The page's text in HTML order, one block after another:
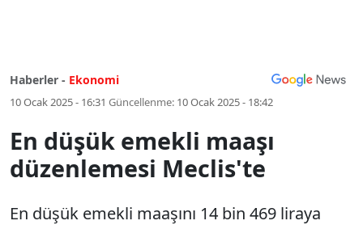
Haberler - Ekonomi
10 Ocak 2025 - 16:31 Güncellenme: 10 Ocak 2025 - 18:42
En düşük emekli maaşı
düzenlemesi Meclis'te
En düşük emekli maaşını 14 bin 469 liraya